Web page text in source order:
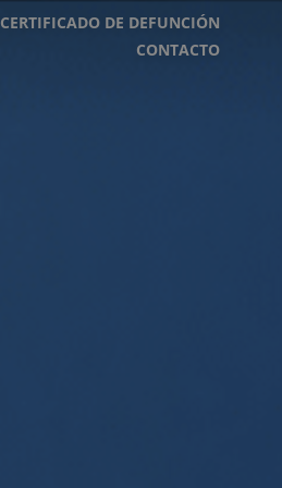
CERTIFICADO DE DEFUNCIÓN
CONTACTO